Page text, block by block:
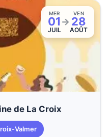
MER
01
JUIL
→
VEN
28
AOÛT
de La Croix
Valmer